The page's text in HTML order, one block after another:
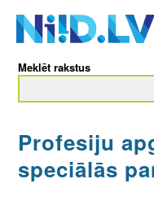
content
Meklēt rakstus
Profesiju
speciālās